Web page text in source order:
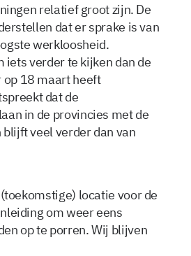
relatief groot zijn. De
dat er sprake is van
werkloosheid.
verder te kijken dan de
op 18 maart heeft
dat de
in de provincies met de
veel verder dan van
locatie voor de
om weer eens
op te porren. Wij blijven